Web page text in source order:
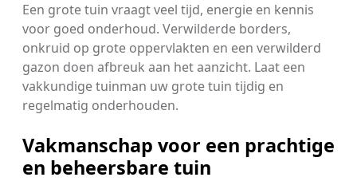
Een grote tuin vraagt veel tijd, energie en kennis
voor goed onderhoud. Verwilderde borders,
onkruid op grote oppervlakten en een verwilderd
gazon doen afbreuk aan het aanzicht. Laat een
vakkundige tuinman uw grote tuin tijdig en
regelmatig onderhouden.
Vakmanschap voor een prachtige
en beheersbare tuin